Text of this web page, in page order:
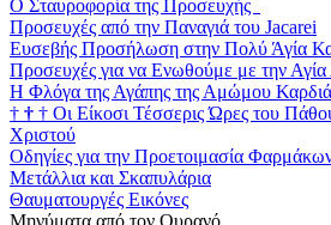
Ο Σταυροφορία της Προσευχής
Προσευχές από την Παναγιά του Jacarei
Ευσεβής Προσήλωση στην Πολύ Άγία
Προσευχές για να Ενωθούμε με την
Η Φλόγα της Αγάπης της Αμώμου
† † † Οι Είκοσι Τέσσερις Ώρες του
Χριστού
Οδηγίες για την Προετοιμασία
Μετάλλια και Σκαπυλάρια
Θαυματουργές Εικόνες
Μηνύματα από τον Ουρανό